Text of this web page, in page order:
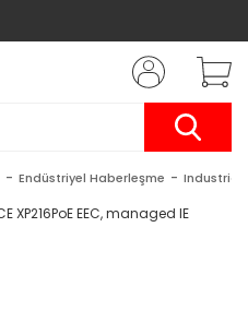
Endüstriyel Haberleşme Industrial